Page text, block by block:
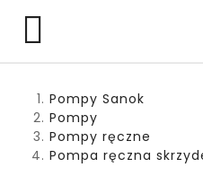

Pompy Sanok
Pompy
Pompy ręczne
Pompa ręczna